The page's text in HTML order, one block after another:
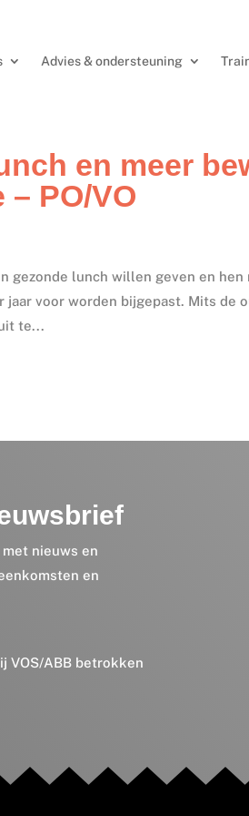
Advies & ondersteuning
en meer
PO/VO
gezonde lunch willen geven en
voor worden bijgepast. Mits de
te...
nieuws en
en
VOS/ABB betrokken